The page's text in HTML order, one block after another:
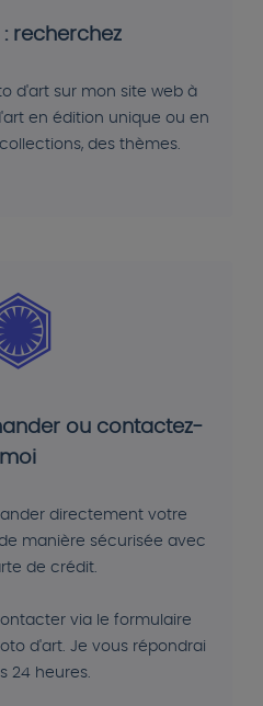
: recherchez
d'art sur mon site web à
en édition unique ou en
des thèmes.
ou contactez-
moi
directement votre
manière sécurisée avec
de crédit.
via le formulaire
d'art. Je vous répondrai
24 heures.